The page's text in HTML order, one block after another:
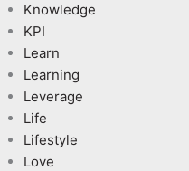
Knowledge
KPI
Learn
Learning
Leverage
Life
Lifestyle
Love